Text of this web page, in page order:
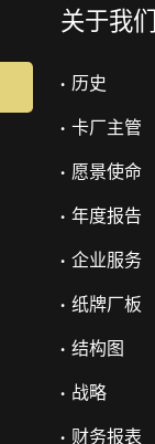
关于我们
• 历史
• 卡厂主管
• 愿景使命
• 年度报告
• 企业服务
• 纸牌厂板
• 结构图
• 战略
• 财务报表